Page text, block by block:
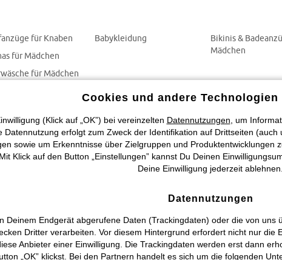
für Knaben
für Mädchen
für Mädchen
Babykleidung
Bikinis &
Mädchen
Cookies und andere Technologien
(Klick auf „OK”) bei vereinzelten Datennutzungen , um
erfolgt zum Zweck der Identifikation auf Drittseiten
sowie um Erkenntnisse über Zielgruppen und
Klick auf den Button „Einstellungen” kannst Du Deinen
Deine Einwilligung jederzeit ablehnen.
Datennutzungen
Deinem Endgerät abgerufene Daten (Trackingdaten) oder die von
Dritter verarbeiten. Vor diesem Hintergrund erfordert nicht nur
Anbieter einer Einwilligung. Die Trackingdaten werden erst dann
„OK” klickst. Bei den Partnern handelt es sich um die folgenden